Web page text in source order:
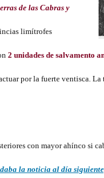
de las Cabras y
limítrofes
2 unidades de salvamento
por la fuerte ventisca. La
con mayor ahínco si
la noticia al día